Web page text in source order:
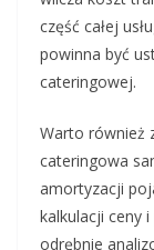
część całej
powinna być
cateringowej.
Warto również
cateringowa
amortyzacji
kalkulacji ceny
odrębnie